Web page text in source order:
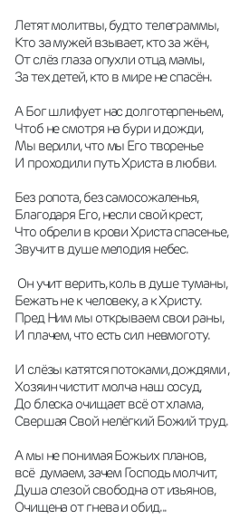
Летят молитвы, будто телеграммы,
Кто за мужей взывает, кто за жён,
От слёз глаза опухли отца, мамы,
За тех детей, кто в мире не спасён.
А Бог шлифует нас долготерпеньем,
Чтоб не смотря на бури и дожди,
Мы верили, что мы Его творенье
И проходили путь Христа в любви.
Без ропота, без самосожаленья,
Благодаря Его, несли свой крест,
Что обрели в крови Христа спасенье,
Звучит в душе мелодия небес.
Он учит верить, коль в душе туманы,
Бежать не к человеку, а к Христу.
Пред Ним мы открываем свои раны,
И плачем, что есть сил невмоготу.
И слёзы катятся потоками, дождями ,
Хозяин чистит молча наш сосуд,
До блеска очищает всё от хлама,
Свершая Свой нелёгкий Божий труд.
А мы не понимая Божьих планов,
всё  думаем, зачем Господь молчит,
Душа слезой свободна от изьянов,
Очищена от гнева и обид...